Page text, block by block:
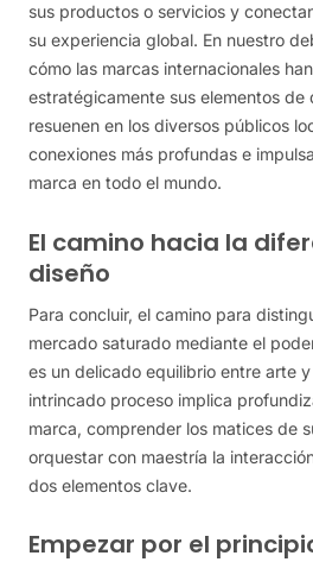
sus productos o servicios y
su experiencia global. En nuestro
cómo las marcas internacionales
estratégicamente sus elementos de
resuenen en los diversos públicos
conexiones más profundas e
marca en todo el mundo.
El camino hacia la
diseño
Para concluir, el camino para
mercado saturado mediante el
es un delicado equilibrio entre arte
intrincado proceso implica
marca, comprender los matices de
orquestar con maestría la
dos elementos clave.
Empezar por el